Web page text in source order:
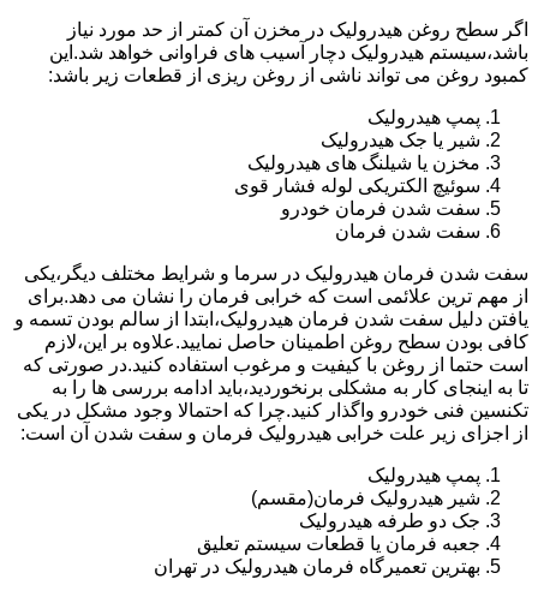
اگر سطح روغن هیدرولیک در مخزن آن کمتر از حد مورد نیاز
باشد،سیستم هیدرولیک دچار آسیب های فراوانی خواهد شد.این
کمبود روغن می تواند ناشی از روغن ریزی از قطعات زیر باشد:
پمپ هیدرولیک
شیر یا جک هیدرولیک
مخزن یا شیلنگ های هیدرولیک
سوئیچ الکتریکی لوله فشار قوی
سفت شدن فرمان خودرو
سفت شدن فرمان
سفت شدن فرمان هیدرولیک در سرما و شرایط مختلف دیگر،یکی
از مهم ترین علائمی است که خرابی فرمان را نشان می دهد.برای
یافتن دلیل سفت شدن فرمان هیدرولیک،ابتدا از سالم بودن تسمه و
کافی بودن سطح روغن اطمینان حاصل نمایید.علاوه بر این،لازم
است حتما از روغن با کیفیت و مرغوب استفاده کنید.در صورتی که
تا به اینجای کار به مشکلی برنخوردید،باید ادامه بررسی ها را به
تکنسین فنی خودرو واگذار کنید.چرا که احتمالا وجود مشکل در یکی
از اجزای زیر علت خرابی هیدرولیک فرمان و سفت شدن آن است:
پمپ هیدرولیک
شیر هیدرولیک فرمان(مقسم)
جک دو طرفه هیدرولیک
جعبه فرمان یا قطعات سیستم تعلیق
بهترین تعمیرگاه فرمان هیدرولیک در تهران